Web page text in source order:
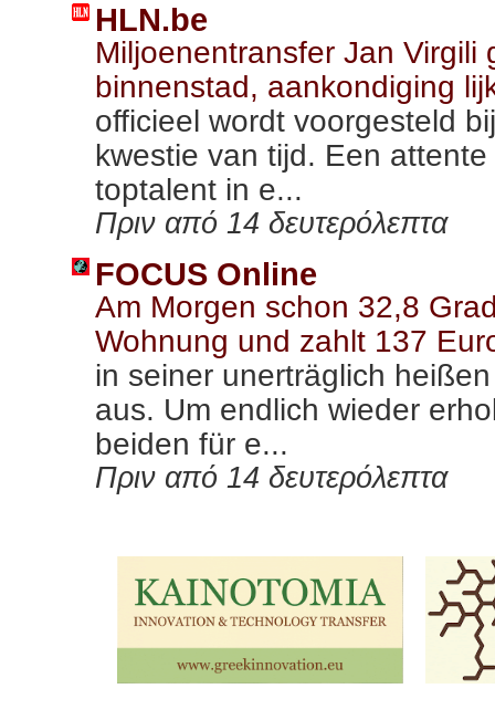
HLN.be
Miljoenentransfer Jan
binnenstad, aankondiging
officieel wordt voorgesteld
kwestie van tijd. Een
toptalent in e...
Πριν από 14 δευτερόλεπτα
FOCUS Online
Am Morgen schon 32,8
Wohnung und zahlt 137
in seiner unerträglich
aus. Um endlich wieder
beiden für e...
Πριν από 14 δευτερόλεπτα